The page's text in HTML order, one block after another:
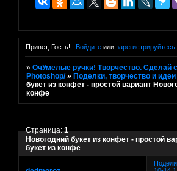
Привет, Гость! Войдитеили зарегистрируйтесь.
»ОчУмелые ручки! Творчество. Сделай
Photoshop/ » Поделки, творчество и идеи
букет из конфет - простой вариант
конфе
Новогодний букет из конфет - простой
букет из конфе
Страница:1